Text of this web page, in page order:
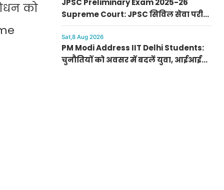
को
JPSC Preliminary Exam 2025-26
Supreme Court: JPSC सिविल सेवा परीक्षा
रद्द करने की मांग, सुप्रीम कोर्ट पहुंची PIL
Sat,8 Aug 2026
PM Modi Address IIT Delhi Students:
चुनौतियों को अवसर में बदलें युवा, आईआईटी